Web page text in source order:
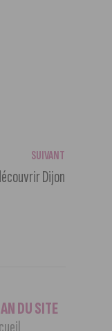
SUIVANT
Dijon
DU SITE